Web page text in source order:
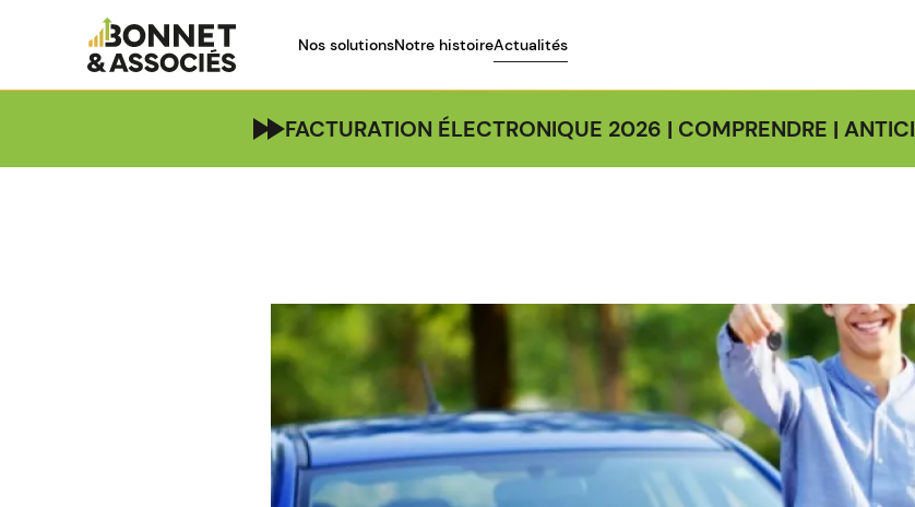
Nos solutionsNotre histoireActualités
FACTURATION ÉLECTRONIQUE 2026 | COMPRENDRE |